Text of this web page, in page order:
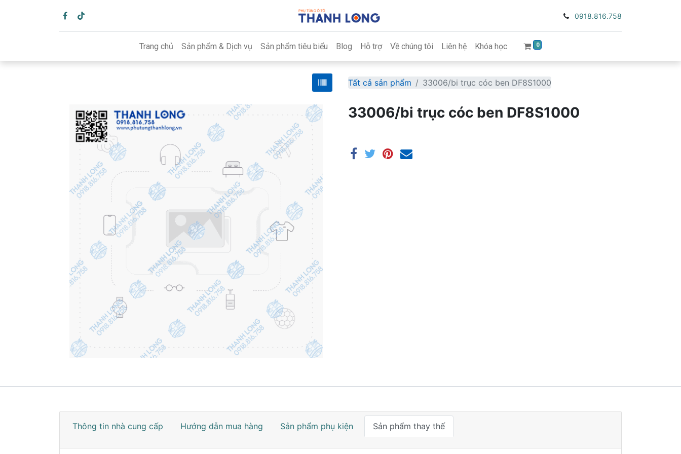
0918.816.758
Trang chủ Sản phẩm & Dịch vụ Sản phẩm tiêu biểu Blog Hỗ trợ Về chúng tôi Liên hệ Khóa học 0
Tất cả sản phẩm 33006/bi trục cóc ben DF8S1000
33006/bi trục cóc ben DF8S1000
Thông tin nhà cung cấp Hướng dẫn mua hàng Sản phẩm phụ kiện Sản phẩm thay thế